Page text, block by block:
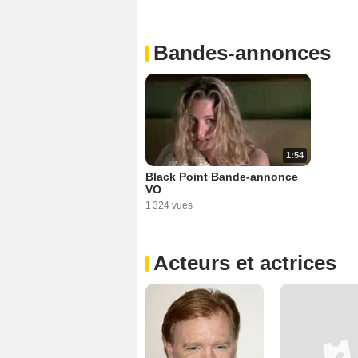
Bandes-annonces
1:54
Black Point Bande-annonce
VO
1 324 vues
Acteurs et actrices